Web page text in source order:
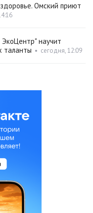
Омский приют
научит
таланты • сегодня, 12:09